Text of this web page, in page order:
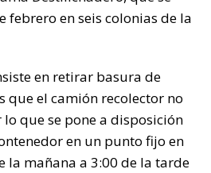
febrero en seis colonias de la
en retirar basura de
que el camión recolector no
que se pone a disposición
en un punto fijo en
la mañana a 3:00 de la tarde